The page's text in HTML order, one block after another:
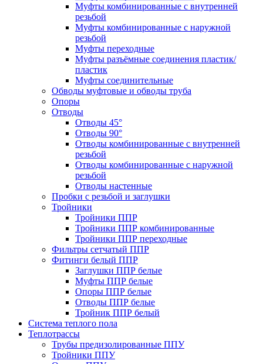
Муфты комбинированные с внутренней
резьбой
Муфты комбинированные с наружной
резьбой
Муфты переходные
Муфты разъёмные соединения пластик/
пластик
Муфты соединительные
Обводы муфтовые и обводы труба
Опоры
Отводы
Отводы 45°
Отводы 90°
Отводы комбинированные с внутренней
резьбой
Отводы комбинированные с наружной
резьбой
Отводы настенные
Пробки с резьбой и заглушки
Тройники
Тройники ППР
Тройники ППР комбинированные
Тройники ППР переходные
Фильтры сетчатый ППР
Фитинги белый ППР
Заглушки ППР белые
Муфты ППР белые
Опоры ППР белые
Отводы ППР белые
Тройник ППР белый
Система теплого пола
Теплотрассы
Трубы предизолированные ППУ
Тройники ППУ